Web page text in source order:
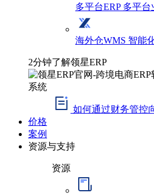
多平台ERP 多平台
海外仓WMS 智能
2分钟了解领星ERP
如何通过财务管控
价格
案例
资源与支持
资源